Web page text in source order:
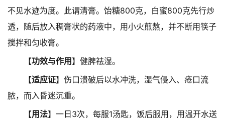
不见水迹为度。此谓清膏。饴糖800克，白蜜800克先行炒
透，随后放入稠膏状的药液中，用小火煎熬，并不断用筷子
搅拌和匀收膏。
【功效与作用】健脾祛湿。
【适应证】伤口溃破后以水冲洗，湿气侵入、疮口流
脓，而入昏迷沉重。
【用法】一日3次，每服1汤匙，饭后服用，用温开水送